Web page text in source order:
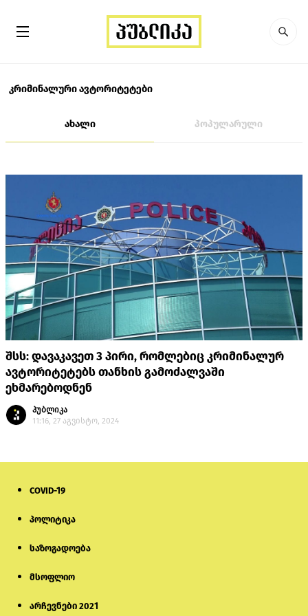
კრიმინალური ავტორიტეტები
ახალი პოპულარული
შსს: დავაკავეთ 3 პირი, რომლებიც კრიმინალურ
ავტორიტეტებს თანხის გამოძალვაში
ეხმარებოდნენ
პუბლიკა
11:16, 27 აგვისტო, 2024
COVID-19
პოლიტიკა
საზოგადოება
მსოფლიო
არჩევნები 2021